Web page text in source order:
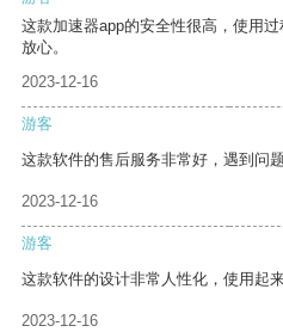
这款加速器app的安全性很高，使用
放心。
2023-12-16
游客
这款软件的售后服务非常好，遇到问
2023-12-16
游客
这款软件的设计非常人性化，使用起来
2023-12-16